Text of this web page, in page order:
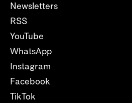
Newsletters
RSS
YouTube
WhatsApp
Instagram
Facebook
TikTok